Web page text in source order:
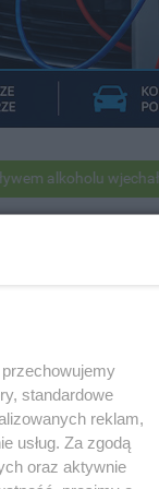
alkoholu wjechał
pokaż
standardowe
reklam,
usług. Za zgodą
oraz aktywnie